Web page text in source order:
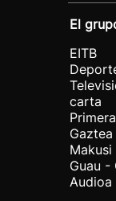
El
EITB
carta
Gaztea
Makusi
Guau -
Audioa